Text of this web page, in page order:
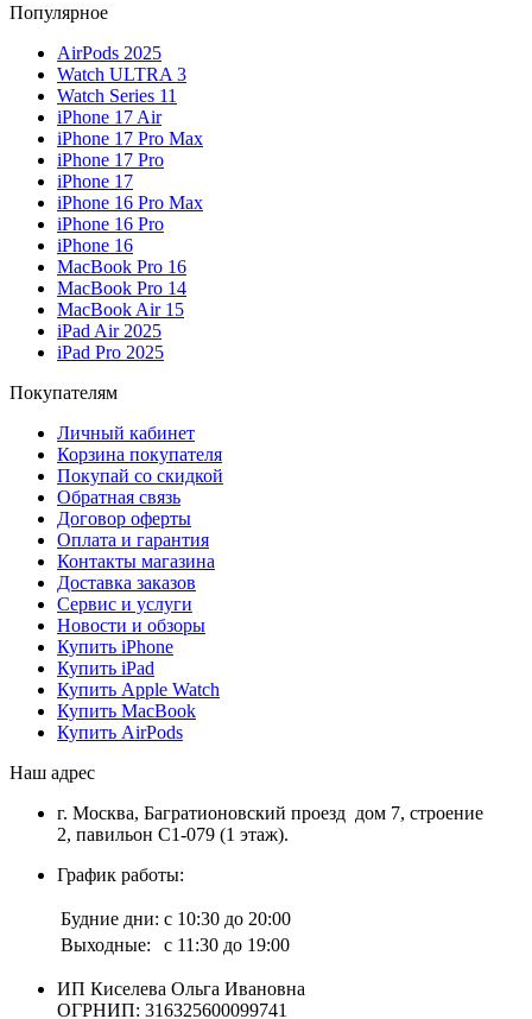
Популярное
AirPods 2025
Watch ULTRA 3
Watch Series 11
iPhone 17 Air
iPhone 17 Pro Max
iPhone 17 Pro
iPhone 17
iPhone 16 Pro Max
iPhone 16 Pro
iPhone 16
MacBook Pro 16
MacBook Pro 14
MacBook Air 15
iPad Air 2025
iPad Pro 2025
Покупателям
Личный кабинет
Корзина покупателя
Покупай со скидкой
Обратная связь
Договор оферты
Оплата и гарантия
Контакты магазина
Доставка заказов
Сервис и услуги
Новости и обзоры
Купить iPhone
Купить iPad
Купить Apple Watch
Купить MacBook
Купить AirPods
Наш адрес
г. Москва, Багратионовский проезд дом 7, строение
2, павильон С1-079 (1 этаж).
График работы:
Будние дни: с 10:30 до 20:00
Выходные:
с 11:30 до 19:00
ИП Киселева Ольга Ивановна
ОГРНИП: 316325600099741